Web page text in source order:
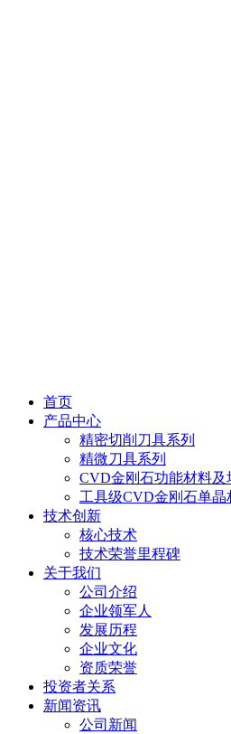
首页
产品中心
精密切削刀具系列
精微刀具系列
CVD金刚石功能材料及
工具级CVD金刚石单晶
技术创新
核心技术
技术荣誉里程碑
关于我们
公司介绍
企业领军人
发展历程
企业文化
资质荣誉
投资者关系
新闻资讯
公司新闻